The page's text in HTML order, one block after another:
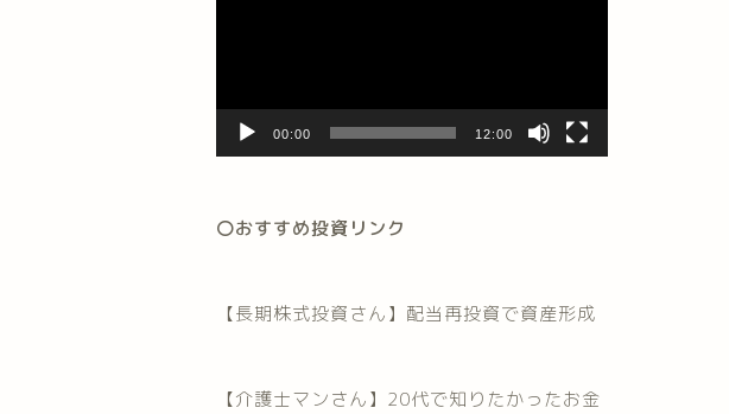
ー
00:00 12:00
〇おすすめ投資リンク
【長期株式投資さん】配当再投資で資産形成
【介護士マンさん】20代で知りたかったお金